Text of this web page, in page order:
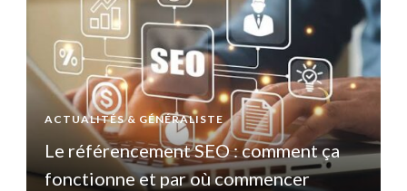
ACTUALITÉS & GÉNÉRALISTE
Le référencement SEO : comment ça
fonctionne et par où commencer